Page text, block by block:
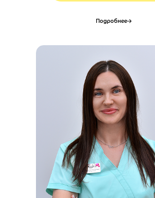
Подробнее